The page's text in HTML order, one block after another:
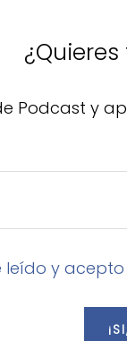
Podcast y
leído y